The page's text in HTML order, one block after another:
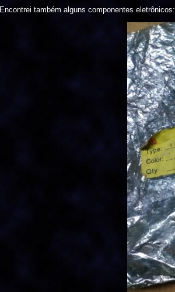
Encontrei também alguns componentes eletrônicos: